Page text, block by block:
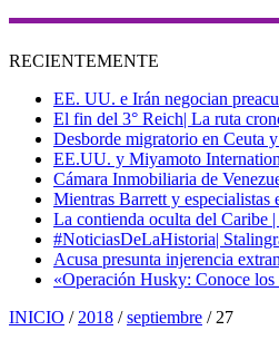
RECIENTEMENTE
EE. UU. e Irán negocian
El fin del 3° Reich| La ruta
Desborde migratorio en Ceuta
EE.UU. y Miyamoto
Cámara Inmobiliaria de
Mientras Barrett y
La contienda oculta del Caribe
#NoticiasDeLaHistoria|
Acusa presunta injerencia
«Operación Husky: Conoce
INICIO / 2018 / septiembre / 27